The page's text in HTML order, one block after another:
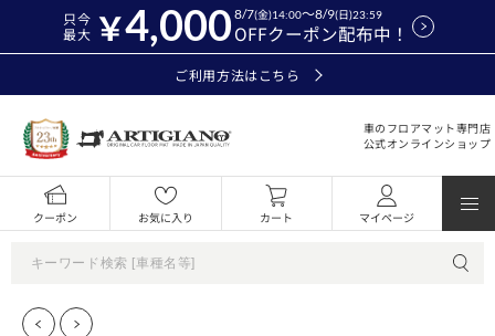
只今
最大
4,000OFFクーポン配布中！
8/7(金)14:00～8/9(日)23:59
ご利用方法はこちら
車のフロアマット専門店
公式オンラインショップ
クーポン お気に入り カート マイページ